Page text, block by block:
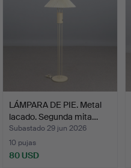
LÁMPARA DE PIE. Metal
lacado. Segunda mita…
Subastado 29 jun 2026
10 pujas
80 USD